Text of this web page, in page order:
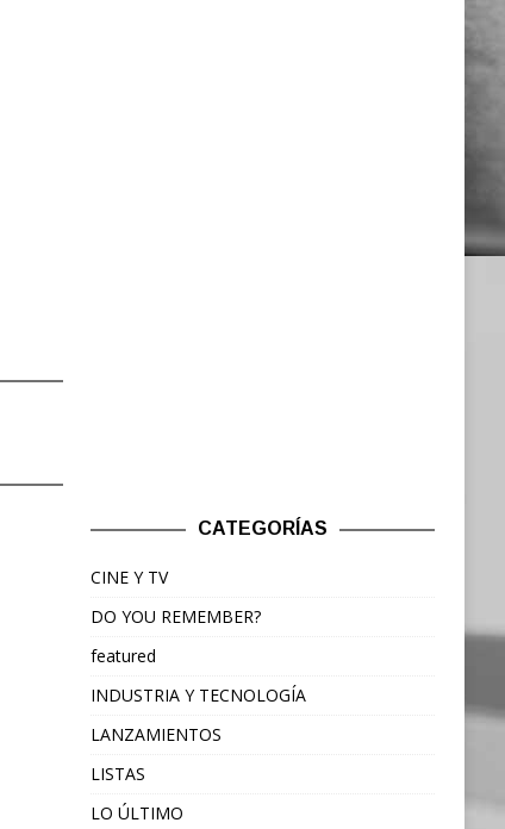
CATEGORÍAS
CINE Y TV
DO YOU REMEMBER?
featured
INDUSTRIA Y TECNOLOGÍA
LANZAMIENTOS
LISTAS
LO ÚLTIMO